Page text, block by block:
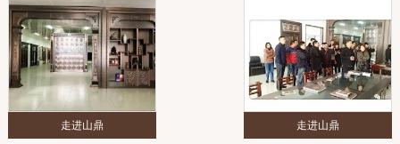
走进山鼎 走进山鼎